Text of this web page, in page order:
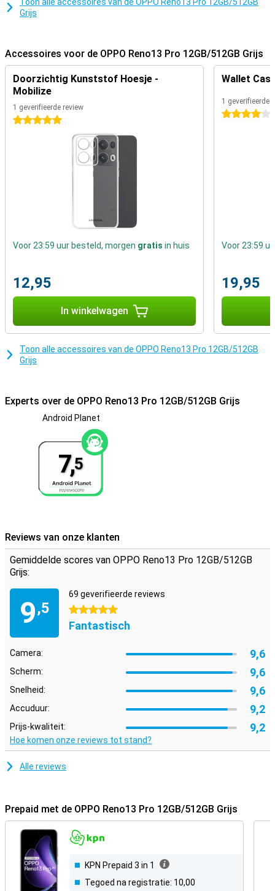
OPPO Reno13 Pro 12GB heeft een IP69 certificering, zo kan dit
toestel in het zwembad, plas of zee vallen zonder gelijk stuk te
op het scherm te leggen.
Grijs
Accessoires voor de OPPO Reno13 Pro 12GB/512GB Grijs
Doorzichtig Kunststof Hoesje -
Mobilize
1 geverifieerde review
5 sterren
Voor 23:59 uur besteld, morgen gratis in huis
12,95
In winkelwagen
Wallet
1 geverifieerde
4 sterren
Voor 23:59
19,95
Toon alle accessoires van de OPPO Reno13 Pro 12GB/512GB
Grijs
Experts over de OPPO Reno13 Pro 12GB/512GB Grijs
Android Planet
7,5
Reviews van onze klanten
Gemiddelde scores van OPPO Reno13 Pro 12GB/512GB
Grijs:
9,5
69 geverifieerde reviews
5 sterren
Fantastisch
Camera: 9,6
Scherm: 9,6
Snelheid: 9,6
Accuduur: 9,2
Prijs-kwaliteit: 9,2
Hoe komen onze reviews tot stand?
Alle reviews
Prepaid met de OPPO Reno13 Pro 12GB/512GB Grijs
KPN Prepaid 3 in 1
Tegoed na registratie: 10,00